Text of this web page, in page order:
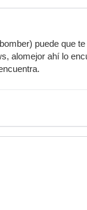
puede que
alomejor ahí lo